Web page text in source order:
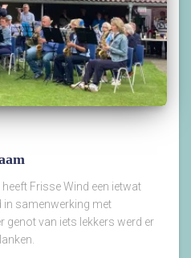
Frisse Wind een ietwat
samenwerking met
genot van iets lekkers werd er